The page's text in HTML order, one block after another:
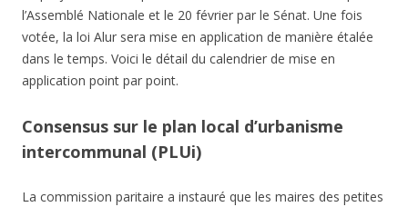
l’Assemblé Nationale et le 20 février par le Sénat. Une fois
votée, la loi Alur sera mise en application de manière étalée
dans le temps. Voici le détail du calendrier de mise en
application point par point.
Consensus sur le plan local d’urbanisme
intercommunal (PLUi)
La commission paritaire a instauré que les maires des petites